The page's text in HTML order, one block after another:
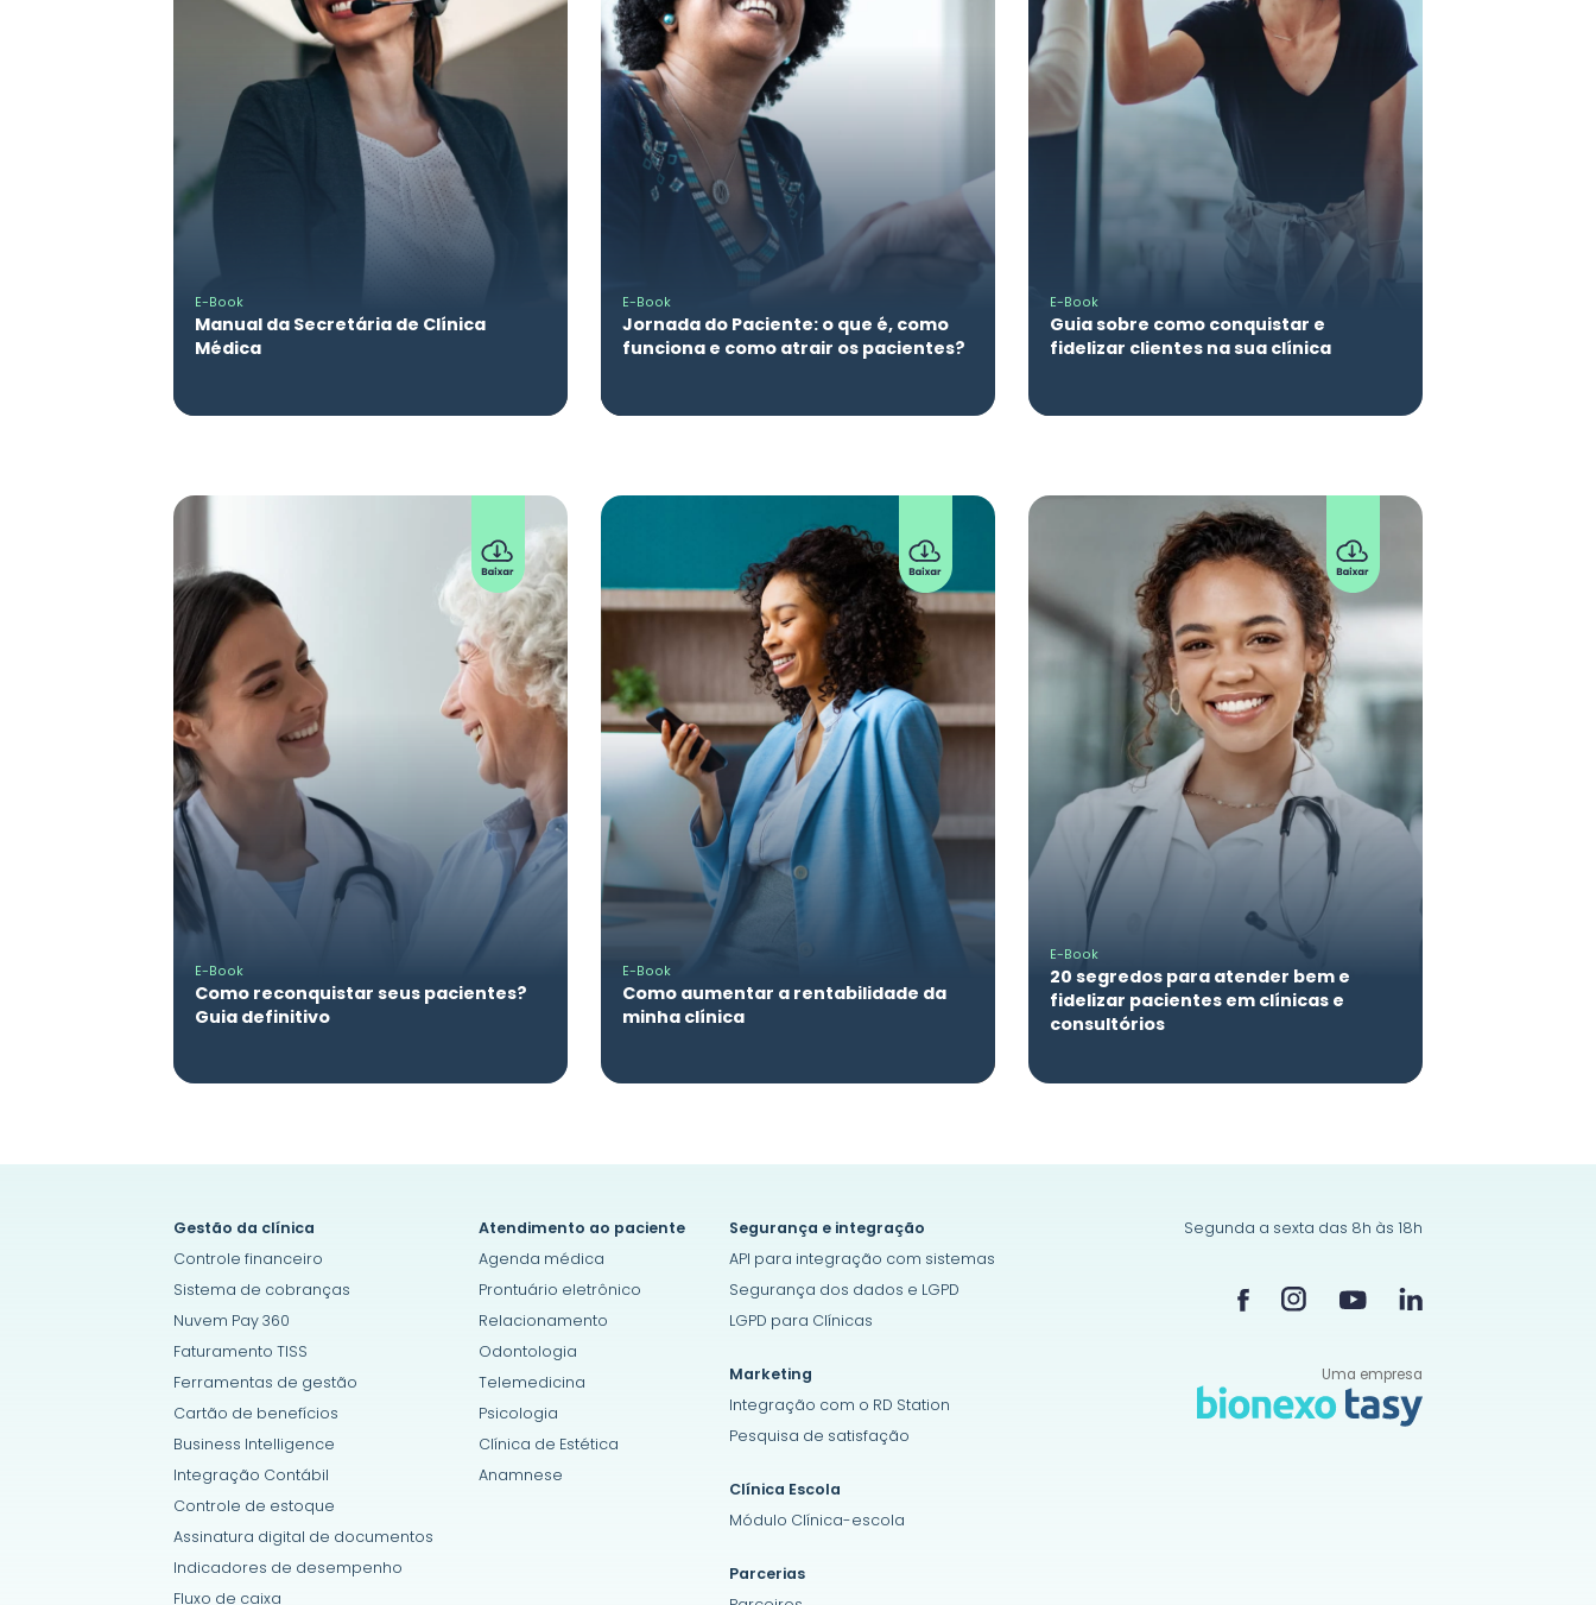
E-Book
Manual da Secretária de Clínica
Médica
E-Book
Jornada do Paciente: o que é, como
funciona e como atrair os pacientes?
E-Book
Guia sobre como conquistar e
fidelizar clientes na sua clínica
E-Book
Como reconquistar seus pacientes?
Guia definitivo
E-Book
Como aumentar a rentabilidade da
minha clínica
E-Book
20 segredos para atender bem e
fidelizar pacientes em clínicas e
consultórios
Gestão da clínica
Controle financeiro
Sistema de cobranças
Nuvem Pay 360
Faturamento TISS
Ferramentas de gestão
Cartão de benefícios
Business Intelligence
Integração Contábil
Controle de estoque
Assinatura digital de documentos
Indicadores de desempenho
Fluxo de caixa
Atendimento ao paciente
Agenda médica
Prontuário eletrônico
Relacionamento
Odontologia
Telemedicina
Psicologia
Clínica de Estética
Anamnese
Segurança e integração
API para integração com sistemas
Segurança dos dados e LGPD
LGPD para Clínicas
Marketing
Integração com o RD Station
Pesquisa de satisfação
Clínica Escola
Módulo Clínica-escola
Parcerias
Segunda a sexta das 8h às 18h
Uma empresa